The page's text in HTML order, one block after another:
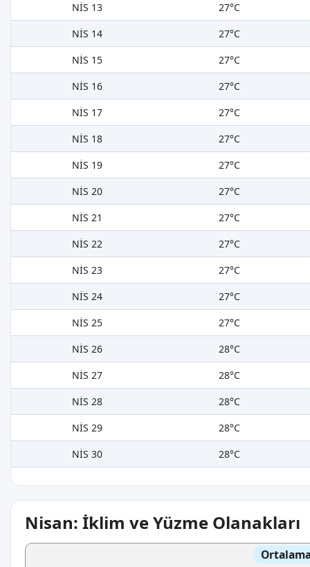
NİS 13
27°C
NİS 14
27°C
NİS 15
27°C
NİS 16
27°C
NİS 17
27°C
NİS 18
27°C
NİS 19
27°C
NİS 20
27°C
NİS 21
27°C
NİS 22
27°C
NİS 23
27°C
NİS 24
27°C
NİS 25
27°C
NİS 26
28°C
NİS 27
28°C
NİS 28
28°C
NİS 29
28°C
NİS 30
28°C
Nisan: İklim ve Yüzme Olanakları
Ortalama